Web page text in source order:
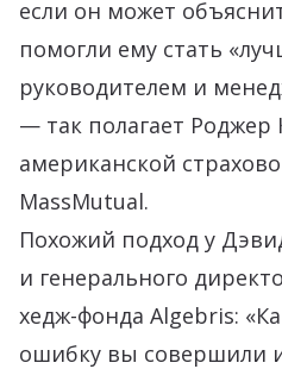
если он может
помогли ему стать
руководителем и
— так полагает Роджер
американской
MassMutual.
Похожий подход у
и генерального
хедж-фонда Algebris:
ошибку вы совершили